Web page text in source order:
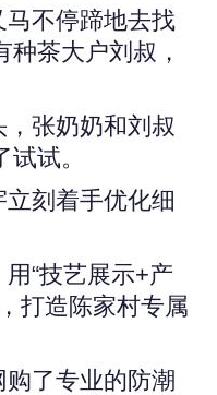
马不停蹄地去找
茶大户刘叔，
张奶奶和刘叔
试。
刻着手优化细
“技艺展示+产
打造陈家村专属
了专业的防潮